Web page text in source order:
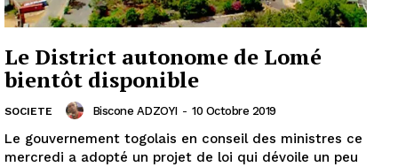
Le District autonome de Lomé
bientôt disponible
SOCIETE Biscone ADZOYI - 10 Octobre 2019
Le gouvernement togolais en conseil des ministres ce
mercredi a adopté un projet de loi qui dévoile un peu